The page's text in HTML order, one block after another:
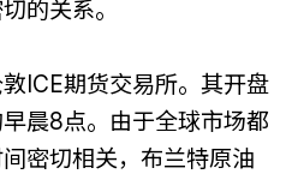
的关系。
ICE期货交易所。其开盘
晨8点。由于全球市场都
密切相关，布兰特原油